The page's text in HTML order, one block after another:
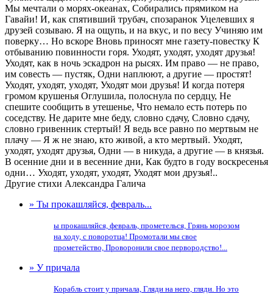
Мы мечтали о морях-океанах, Собирались прямиком на
Гавайи! И, как спятивший трубач, спозаранок Уцелевших я
друзей созываю. Я на ощупь, и на вкус, и по весу Учиняю им
поверку… Но вскоре Вновь приносят мне газету-повестку К
отбыванию повинности горя. Уходят, уходят, уходят друзья!
Уходят, как в ночь эскадрон на рысях. Им право — не право,
им совесть — пустяк, Одни наплюют, а другие — простят!
Уходят, уходят, уходят, Уходят мои друзья! И когда потеря
громом крушенья Оглушила, полоснула по сердцу, Не
спешите сообщить в утешенье, Что немало есть потерь по
соседству. Не дарите мне беду, словно сдачу, Словно сдачу,
словно гривенник стертый! Я ведь все равно по мертвым не
плачу — Я ж не знаю, кто живой, а кто мертвый. Уходят,
уходят, уходят друзья, Одни — в никуда, а другие — в князья.
В осенние дни и в весенние дни, Как будто в году воскресенья
одни… Уходят, уходят, уходят, Уходят мои друзья!..
Другие стихи Александра Галича
» Ты прокашляйся, февраль...
ы прокашляйся, февраль, прометелься, Грянь морозом
на ходу, с поворотца! Промотали мы свое
прометейство, Проворонили свое первородство!...
» У причала
Корабль стоит у причала, Гляди на него, гляди. Но это